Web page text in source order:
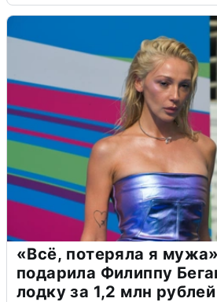
«Всё, потеряла я
подарила Филиппу
лодку за 1,2 млн рублей